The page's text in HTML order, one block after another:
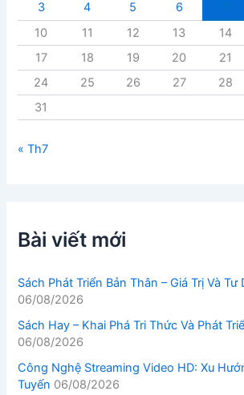
3
4 5 6
10
11 12 13 14
17
18 19 20 21
24
25 26 27 28
31
« Th7
Bài viết mới
Sách Phát Triển Bản Thân – Giá Trị Và
06/08/2026
Sách Hay – Khai Phá Tri Thức Và Phát
06/08/2026
Công Nghệ Streaming Video HD: Xu
Tuyến 06/08/2026